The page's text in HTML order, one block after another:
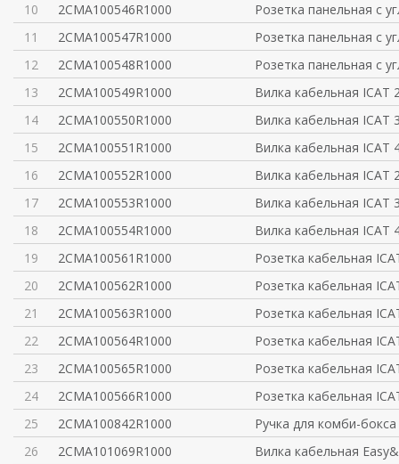
10
2CMA100546R1000
Розетка панельная с
11
2CMA100547R1000
Розетка панельная с
12
2CMA100548R1000
Розетка панельная с
13
2CMA100549R1000
Вилка кабельная ICAT
14
2CMA100550R1000
Вилка кабельная ICAT
15
2CMA100551R1000
Вилка кабельная ICAT
16
2CMA100552R1000
Вилка кабельная ICAT
17
2CMA100553R1000
Вилка кабельная ICAT
18
2CMA100554R1000
Вилка кабельная ICAT
19
2CMA100561R1000
Розетка кабельная
20
2CMA100562R1000
Розетка кабельная
21
2CMA100563R1000
Розетка кабельная
22
2CMA100564R1000
Розетка кабельная
23
2CMA100565R1000
Розетка кабельная
24
2CMA100566R1000
Розетка кабельная
25
2CMA100842R1000
Ручка для комби-бокса
26
2CMA101069R1000
Вилка кабельная